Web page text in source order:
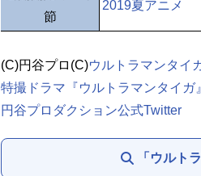
節
2019夏アニメ
(C)円谷プロ(C)ウルトラマンタイ
特撮ドラマ『ウルトラマンタイガ
円谷プロダクション公式Twitter
「ウルト